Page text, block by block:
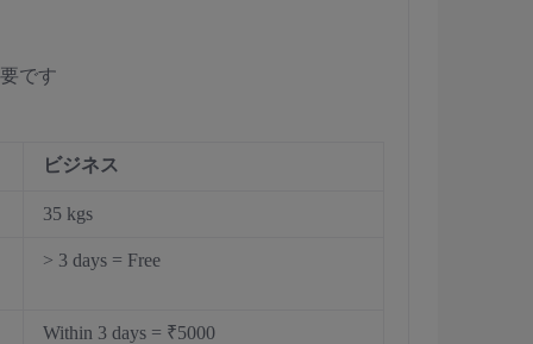
です
ビジネス
35 kgs
> 3 days = Free
Within 3 days = ₹5000